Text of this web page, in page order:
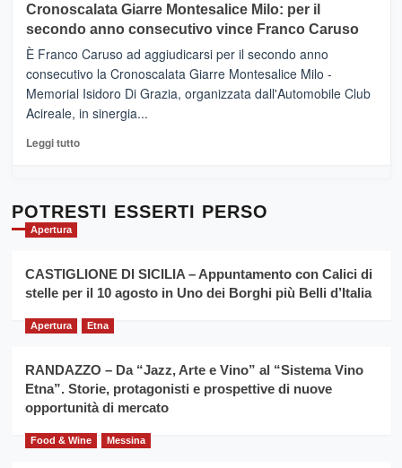
tra
sapori
vicoli
medievali
Mondello
(Palermo)
–
“E
adesso
Pasta
–
Sicilia
l’
evento
la
filiera
grano
Cronoscalata Giarre Montesalice Milo: per il
secondo anno consecutivo vince Franco Caruso
È Franco Caruso ad aggiudicarsi per il secondo anno
consecutivo la Cronoscalata Giarre Montesalice Milo -
Memorial Isidoro Di Grazia, organizzata dall'Automobile Club
Acireale, in sinergia...
Leggi tuttoLeggi
Cronoscalata
per
il
anno
Franco
Caruso
POTRESTI ESSERTI PERSO
Apertura
CASTIGLIONE DI SICILIA – Appuntamento con Calici di
stelle per il 10 agosto in Uno dei Borghi più Belli d’Italia
Apertura Etna
RANDAZZO – Da “Jazz, Arte e Vino” al “Sistema Vino
Etna”. Storie, protagonisti e prospettive di nuove
opportunità di mercato
Food & Wine Messina